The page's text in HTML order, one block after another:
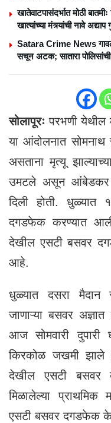
खातेवाटपासंदर्भात मोठी
खात्यांच्या मंत्र्यांची नावे
Satara Crime News
सचून अटक; सातारा पोलिसांची
सोलापूरःपरभणी येथील
या आंदोलनात सोमनाथ
असताना मृत्यू
उमटले असून आंंबेडकर
दिली होती.
दगडफेक करण्यात
देखील एसटी बसवर
आहे.
धुळ्यात दसरा मैदान
जाणाऱ्या बसवर
आज सोमवारी दुपारी
किरकोळ जखमी झाले
देखील एसटी बसवर
मिळालेल्या प्राथमिक
एसटी बसवर दगडफेक